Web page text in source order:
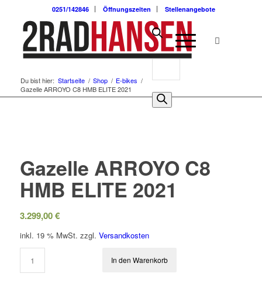
0251/142846 Öffnungszeiten Stellenangebote
Du bist hier: Startseite / Shop / E-bikes /
Gazelle ARROYO C8 HMB ELITE 2021
Gazelle ARROYO C8
HMB ELITE 2021
3.299,00€
inkl. 19 % MwSt. zzgl. Versandkosten
In den Warenkorb